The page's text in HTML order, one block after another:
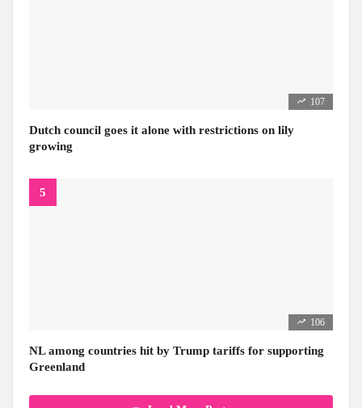
107
Dutch council goes it alone with restrictions on lily
growing
106
NL among countries hit by Trump tariffs for supporting
Greenland